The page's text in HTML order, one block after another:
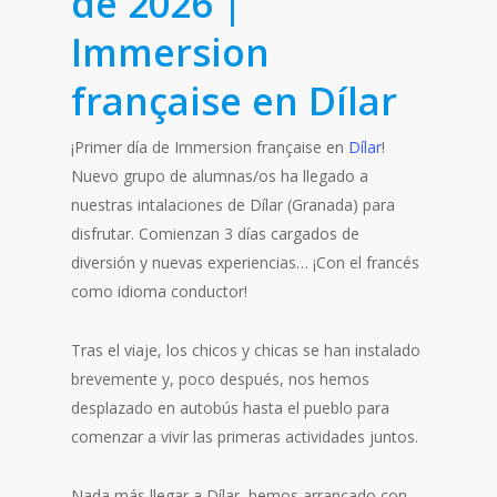
Immersion
française en Dílar
¡Primer día de Immersion française en Dílar!
Nuevo grupo de alumnas/os ha llegado a
nuestras intalaciones de Dílar (Granada) para
disfrutar. Comienzan 3 días cargados de
diversión y nuevas experiencias… ¡Con el francés
como idioma conductor!
Tras el viaje, los chicos y chicas se han instalado
brevemente y, poco después, nos hemos
desplazado en autobús hasta el pueblo para
comenzar a vivir las primeras actividades juntos.